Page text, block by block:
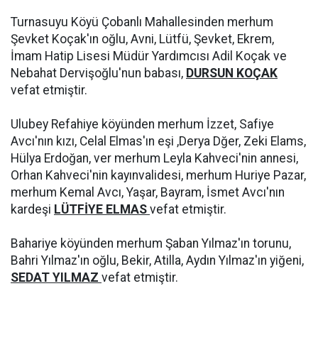
Turnasuyu Köyü Çobanlı Mahallesinden merhum
Şevket Koçak'ın oğlu, Avni, Lütfü, Şevket, Ekrem,
İmam Hatip Lisesi Müdür Yardımcısı Adil Koçak ve
Nebahat Dervişoğlu'nun babası, DURSUN KOÇAK
vefat etmiştir.
Ulubey Refahiye köyünden merhum İzzet, Safiye
Avcı'nın kızı, Celal Elmas'ın eşi ,Derya Dğer, Zeki Elams,
Hülya Erdoğan, ver merhum Leyla Kahveci'nin annesi,
Orhan Kahveci'nin kayınvalidesi, merhum Huriye Pazar,
merhum Kemal Avcı, Yaşar, Bayram, İsmet Avcı'nın
kardeşi LÜTFİYE ELMAS vefat etmiştir.
Bahariye köyünden merhum Şaban Yılmaz'ın torunu,
Bahri Yılmaz'ın oğlu, Bekir, Atilla, Aydın Yılmaz'ın yiğeni,
SEDAT YILMAZ vefat etmiştir.